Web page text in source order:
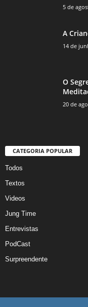
5 de
A
14 de
O
20 de
CATEGORIA POPULAR
Todos
Textos
Videos
Jung Time
Entrevistas
PodCast
Surpreendente